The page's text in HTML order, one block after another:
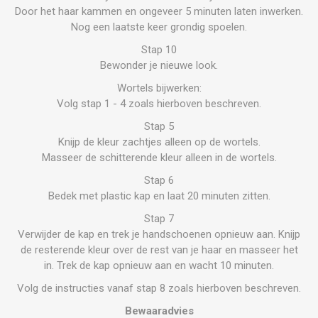
Door het haar kammen en ongeveer 5 minuten laten inwerken.
Nog een laatste keer grondig spoelen.
Stap 10
Bewonder je nieuwe look.
Wortels bijwerken:
Volg stap 1 - 4 zoals hierboven beschreven.
Stap 5
Knijp de kleur zachtjes alleen op de wortels.
Masseer de schitterende kleur alleen in de wortels.
Stap 6
Bedek met plastic kap en laat 20 minuten zitten.
Stap 7
Verwijder de kap en trek je handschoenen opnieuw aan. Knijp
de resterende kleur over de rest van je haar en masseer het
in. Trek de kap opnieuw aan en wacht 10 minuten.
Volg de instructies vanaf stap 8 zoals hierboven beschreven.
Bewaaradvies